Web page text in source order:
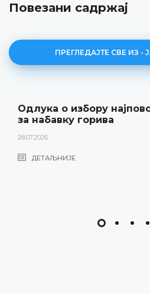
Повезани садржај
ПРЕГЛЕДАЈТЕ СВЕ ИЗ -
Одлука о избору
за набавку горива
28.07.2026.
ДЕТАЉНИЈЕ